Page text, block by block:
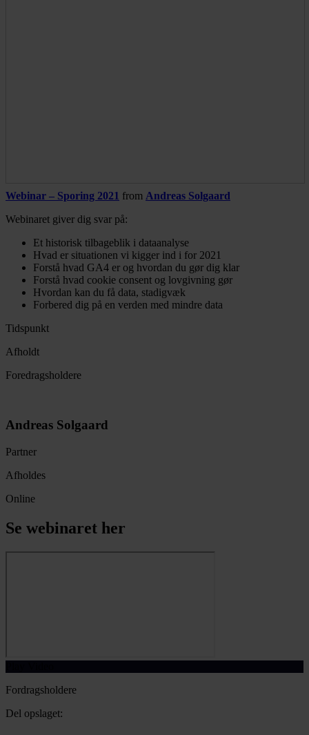
Webinar – Sporing 2021 from Andreas Solgaard
Webinaret giver dig svar på:
Et historisk tilbageblik i dataanalyse
Hvad er situationen vi kigger ind i for 2021
Forstå hvad GA4 er og hvordan du gør dig klar
Forstå hvad cookie consent og lovgivning gør
Hvordan kan du få data, stadigvæk
Forbered dig på en verden med mindre data
Tidspunkt
Afholdt
Foredragsholdere
Andreas Solgaard
Partner
Afholdes
Online
Se webinaret her
Fordragsholdere
Del opslaget: